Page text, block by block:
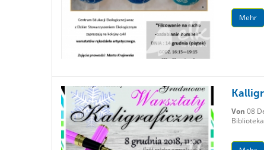
Mehr
Von 08